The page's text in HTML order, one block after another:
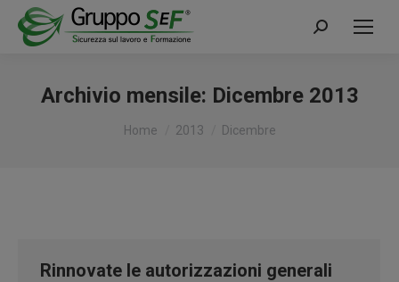
Cerca:
Archivio mensile: Dicembre 2013
Tu sei qui:
Home 2013 Dicembre
Rinnovate le autorizzazioni generali